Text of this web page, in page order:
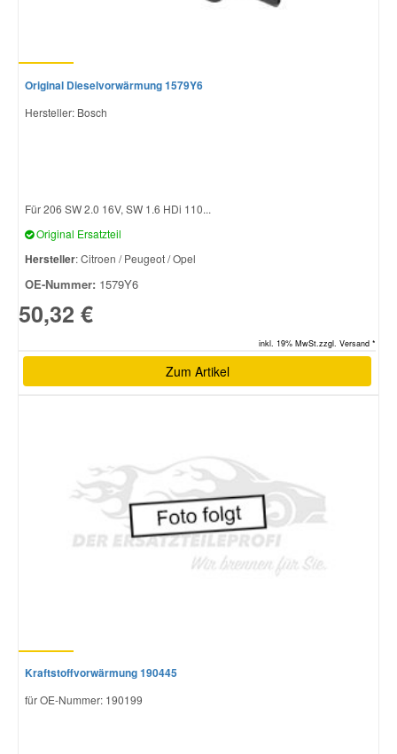
Original Dieselvorwärmung 1579Y6
Hersteller: Bosch
Für 206 SW 2.0 16V, SW 1.6 HDi 110...
Original Ersatzteil
Hersteller: Citroen / Peugeot / Opel
OE-Nummer: 1579Y6
50,32 €
inkl. 19% MwSt.zzgl. Versand *
Zum Artikel
Kraftstoffvorwärmung 190445
für OE-Nummer: 190199